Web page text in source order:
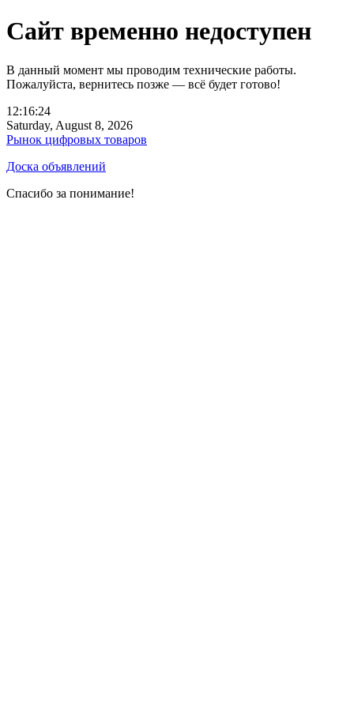
Сайт временно недоступен
В данный момент мы проводим технические работы.
Пожалуйста, вернитесь позже — всё будет готово!
12:16:24
Saturday, August 8, 2026
Рынок цифровых товаров
Доска объявлений
Спасибо за понимание!